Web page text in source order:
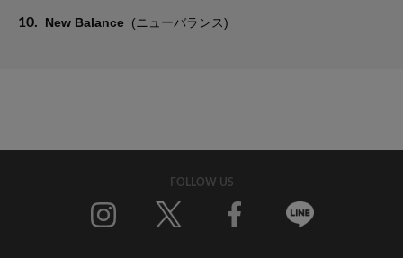
10. New Balance (ニューバランス)
FOLLOW US